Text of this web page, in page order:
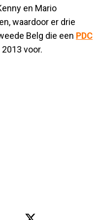
en Mario
waardoor er drie
Belg die een PDC
voor.